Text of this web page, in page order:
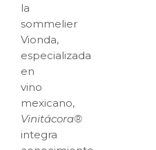
la
sommelier
Vionda,
especializada
en
vino
mexicano,
Vinitácora®
integra